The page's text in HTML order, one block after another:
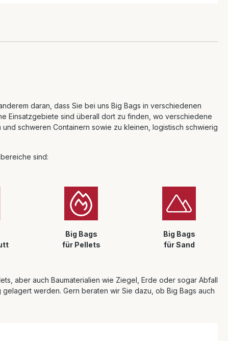
daran, dass Sie bei uns Big Bags in verschiedenen
Einsatzgebiete sind überall dort zu finden, wo verschiedene
schweren Containern sowie zu kleinen, logistisch schwierig
sind:
Big Bags
für Pellets
Big Bags
für Sand
aber auch Baumaterialien wie Ziegel, Erde oder sogar Abfall
werden. Gern beraten wir Sie dazu, ob Big Bags auch